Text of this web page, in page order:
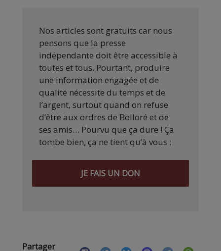
Nos articles sont gratuits car nous
pensons que la presse
indépendante doit être accessible à
toutes et tous. Pourtant, produire
une information engagée et de
qualité nécessite du temps et de
l’argent, surtout quand on refuse
d’être aux ordres de Bolloré et de
ses amis… Pourvu que ça dure ! Ça
tombe bien, ça ne tient qu’à vous :
JE FAIS UN DON
Partager